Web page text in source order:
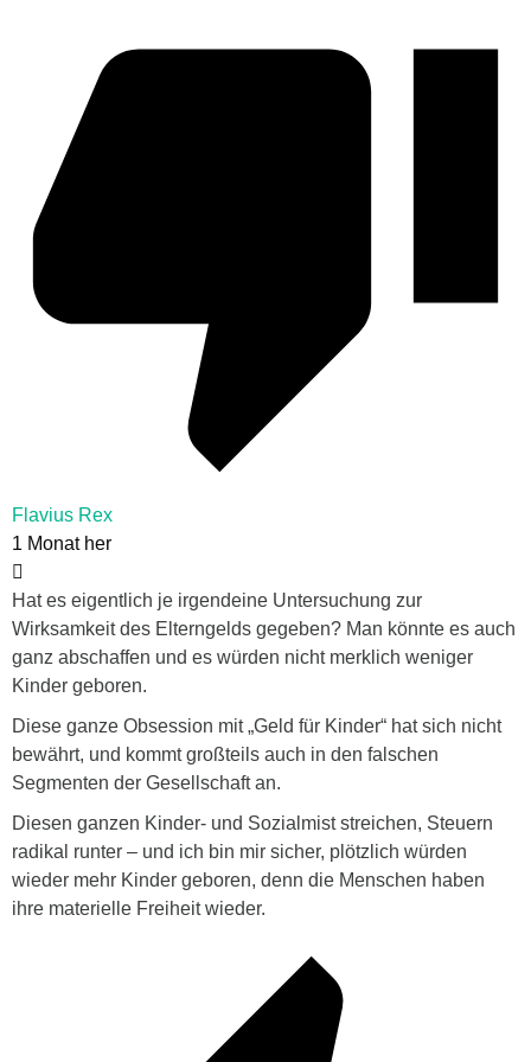
Flavius Rex
1 Monat her
Hat es eigentlich je irgendeine Untersuchung zur
Wirksamkeit des Elterngelds gegeben? Man könnte es auch
ganz abschaffen und es würden nicht merklich weniger
Kinder geboren.
Diese ganze Obsession mit „Geld für Kinder“ hat sich nicht
bewährt, und kommt großteils auch in den falschen
Segmenten der Gesellschaft an.
Diesen ganzen Kinder- und Sozialmist streichen, Steuern
radikal runter – und ich bin mir sicher, plötzlich würden
wieder mehr Kinder geboren, denn die Menschen haben
ihre materielle Freiheit wieder.